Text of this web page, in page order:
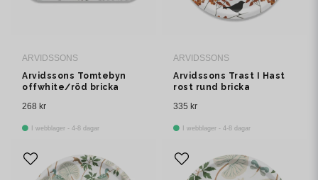
ARVIDSSONS
Arvidssons Tomtebyn
offwhite/röd bricka
268 kr
I webblager - 4-8 dagar
ARVIDSSONS
Arvidssons Trast I Hast
rost rund bricka
335 kr
I webblager - 4-8 dagar